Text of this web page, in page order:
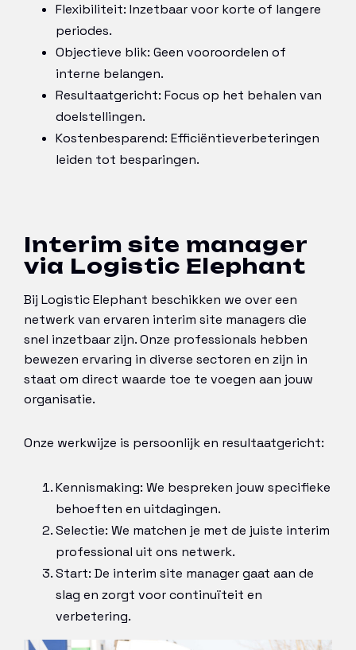
Flexibiliteit: Inzetbaar voor korte of langere
periodes.
Objectieve blik: Geen vooroordelen of
interne belangen.
Resultaatgericht: Focus op het behalen van
doelstellingen.
Kostenbesparend: Efficiëntieverbeteringen
leiden tot besparingen.
Interim site manager
via Logistic Elephant
Bij Logistic Elephant beschikken we over een
netwerk van ervaren interim site managers die
snel inzetbaar zijn. Onze professionals hebben
bewezen ervaring in diverse sectoren en zijn in
staat om direct waarde toe te voegen aan jouw
organisatie.
Onze werkwijze is persoonlijk en resultaatgericht:
Kennismaking: We bespreken jouw specifieke
behoeften en uitdagingen.
Selectie: We matchen je met de juiste interim
professional uit ons netwerk.
Start: De interim site manager gaat aan de
slag en zorgt voor continuïteit en
verbetering.